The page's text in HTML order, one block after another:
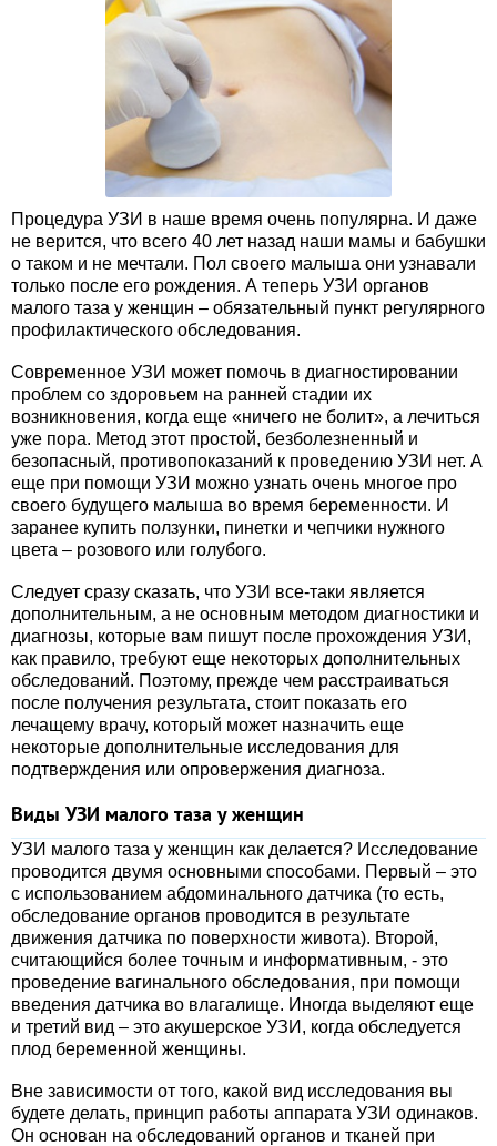
Процедура УЗИ в наше время очень популярна. И даже
не верится, что всего 40 лет назад наши мамы и бабушки
о таком и не мечтали. Пол своего малыша они узнавали
только после его рождения. А теперь УЗИ органов
малого таза у женщин – обязательный пункт регулярного
профилактического обследования.
Современное УЗИ может помочь в диагностировании
проблем со здоровьем на ранней стадии их
возникновения, когда еще «ничего не болит», а лечиться
уже пора. Метод этот простой, безболезненный и
безопасный, противопоказаний к проведению УЗИ нет. А
еще при помощи УЗИ можно узнать очень многое про
своего будущего малыша во время беременности. И
заранее купить ползунки, пинетки и чепчики нужного
цвета – розового или голубого.
Следует сразу сказать, что УЗИ все-таки является
дополнительным, а не основным методом диагностики и
диагнозы, которые вам пишут после прохождения УЗИ,
как правило, требуют еще некоторых дополнительных
обследований. Поэтому, прежде чем расстраиваться
после получения результата, стоит показать его
лечащему врачу, который может назначить еще
некоторые дополнительные исследования для
подтверждения или опровержения диагноза.
Виды УЗИ малого таза у женщин
УЗИ малого таза у женщин как делается? Исследование
проводится двумя основными способами. Первый – это
с использованием абдоминального датчика (то есть,
обследование органов проводится в результате
движения датчика по поверхности живота). Второй,
считающийся более точным и информативным, - это
проведение вагинального обследования, при помощи
введения датчика во влагалище. Иногда выделяют еще
и третий вид – это акушерское УЗИ, когда обследуется
плод беременной женщины.
Вне зависимости от того, какой вид исследования вы
будете делать, принцип работы аппарата УЗИ одинаков.
Он основан на обследований органов и тканей при